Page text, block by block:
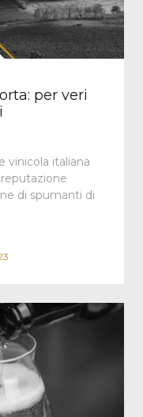
per veri
vinicola italiana
di spumanti di